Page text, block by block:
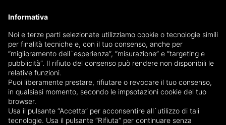
Ricevi copia del giornale via mail
Scegli giornale
Informativa
Noi e terze parti selezionate utilizziamo cookie o tecnologie simili
per finalità tecniche e, con il tuo consenso, anche per
“miglioramento dell`esperienza”, “misurazione” e “targeting e
pubblicità”. Il rifiuto del consenso può rendere non disponibili le
relative funzioni.
Puoi liberamente prestare, rifiutare o revocare il tuo consenso,
in qualsiasi momento, secondo le impsotazioni cookie del tuo
browser.
Usa il pulsante “Accetta” per acconsentire all`utilizzo di tali
tecnologie. Usa il pulsante “Rifiuta” per continuare senza